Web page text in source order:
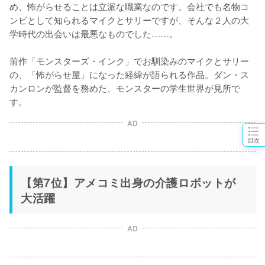
目次
め、怖がらせることは立派な職業なのです。会社でも名物コ
ンビとして知られるマイクとサリーですが、そんな２人の大
学時代の出会いは最悪なものでした……。
前作「モンスターズ・インク」でお馴染みのマイクとサリー
の、「怖がらせ屋」になった経緯が語られる作品。ダン・ス
カンロンが監督を務めた、モンスターの学生世界が見所で
す。
AD
【第7位】アメコミ出身の介護ロボットが
大活躍
AD